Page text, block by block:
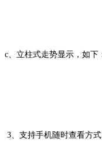
c、立柱式走势显示，如下
3、支持手机随时查看方式